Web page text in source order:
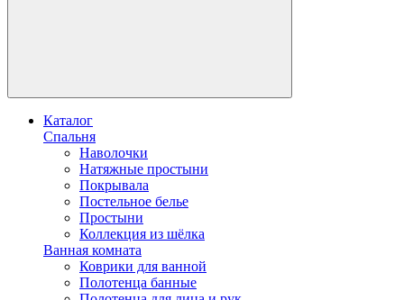
Каталог
Спальня
Наволочки
Натяжные простыни
Покрывала
Постельное белье
Простыни
Коллекция из шёлка
Ванная комната
Коврики для ванной
Полотенца банные